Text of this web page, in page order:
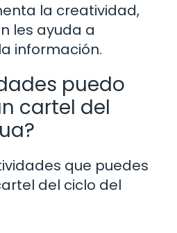
la creatividad,
les ayuda a
información.
puedo
cartel del
que puedes
del ciclo del